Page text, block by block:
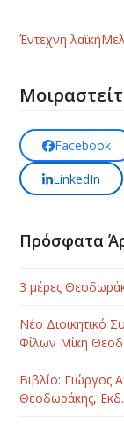
Έντεχνη λαϊκή
Facebook
LinkedIn
Πρόσφατα
3 μέρες
Νέο Διοικητικό
Φίλων Μίκη
Βιβλίο: Γιώργος
Θεοδωράκης,